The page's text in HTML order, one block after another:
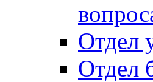
Отдел
Отдел